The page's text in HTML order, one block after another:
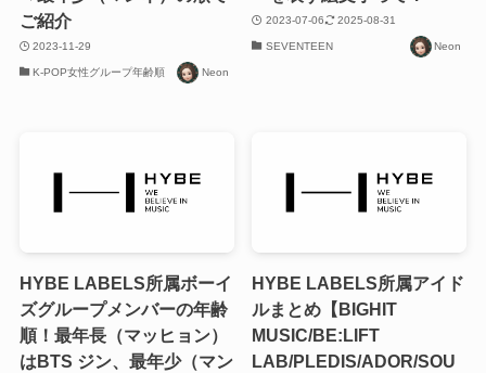
ご紹介
2023-11-29
K-POP女性グループ年齢順 Neon
2023-07-06 2025-08-31
SEVENTEEN Neon
HYBE LABELS所属ボーイ
ズグループメンバーの年齢
順！最年長（マッヒョン）
はBTS ジン、最年少（マン
HYBE LABELS所属アイド
ルまとめ【BIGHIT
MUSIC/BE:LIFT
LAB/PLEDIS/ADOR/SOU